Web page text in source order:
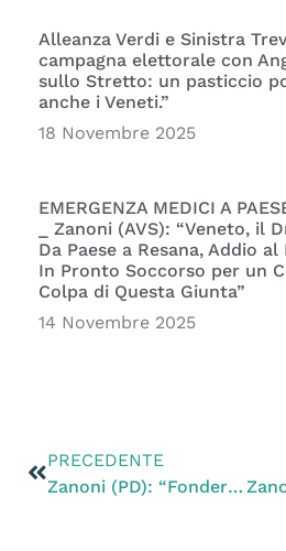
Alleanza Verdi e Sinistra
campagna elettorale con
sullo Stretto: un pasticcio
anche i Veneti.”
18 Novembre 2025
EMERGENZA MEDICI A
_ Zanoni (AVS): “Veneto, il
Da Paese a Resana, Addio
In Pronto Soccorso per un
Colpa di Questa Giunta”
14 Novembre 2025
PRECEDENTE
Zanoni (PD): “Fonderia Corrà, se il sindaco di Montebelluna vuole veramente tutelare i cittadini, solleciti la Regione ad approvare la nostra legge che impone precisi limiti alle emissioni odorigene”